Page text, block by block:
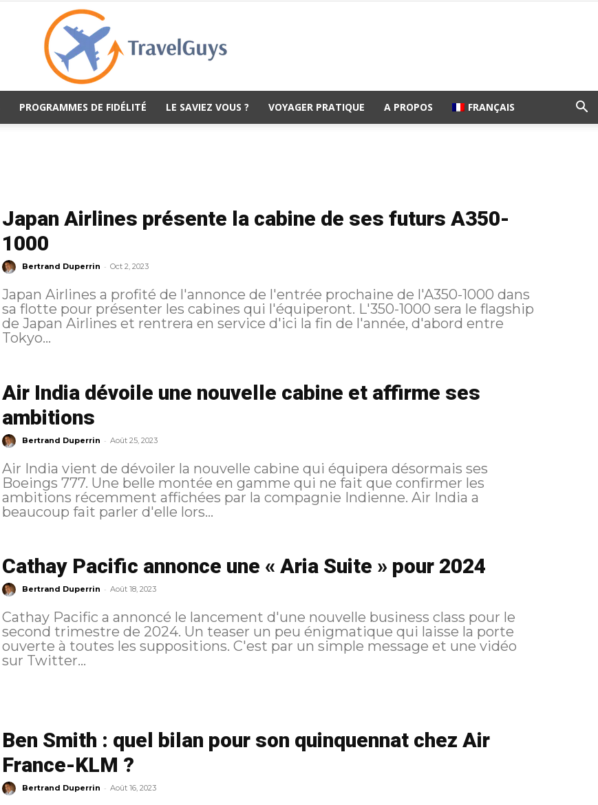
PROGRAMMES DE FIDÉLITÉ LE SAVIEZ VOUS ? VOYAGER PRATIQUE A PROPOS FRANÇAIS
Japan Airlines présente la cabine de ses futurs A350-
1000
Bertrand Duperrin - Oct 2, 2023
Japan Airlines a profité de l'annonce de l'entrée prochaine de l'A350-1000 dans
sa flotte pour présenter les cabines qui l'équiperont. L'350-1000 sera le flagship
de Japan Airlines et rentrera en service d'ici la fin de l'année, d'abord entre
Tokyo...
Air India dévoile une nouvelle cabine et affirme ses
ambitions
Bertrand Duperrin - Août 25, 2023
Air India vient de dévoiler la nouvelle cabine qui équipera désormais ses
Boeings 777. Une belle montée en gamme qui ne fait que confirmer les
ambitions récemment affichées par la compagnie Indienne. Air India a
beaucoup fait parler d'elle lors...
Cathay Pacific annonce une « Aria Suite » pour 2024
Bertrand Duperrin - Août 18, 2023
Cathay Pacific a annoncé le lancement d'une nouvelle business class pour le
second trimestre de 2024. Un teaser un peu énigmatique qui laisse la porte
ouverte à toutes les suppositions. C'est par un simple message et une vidéo
sur Twitter...
Ben Smith : quel bilan pour son quinquennat chez Air
France-KLM ?
Bertrand Duperrin - Août 16, 2023